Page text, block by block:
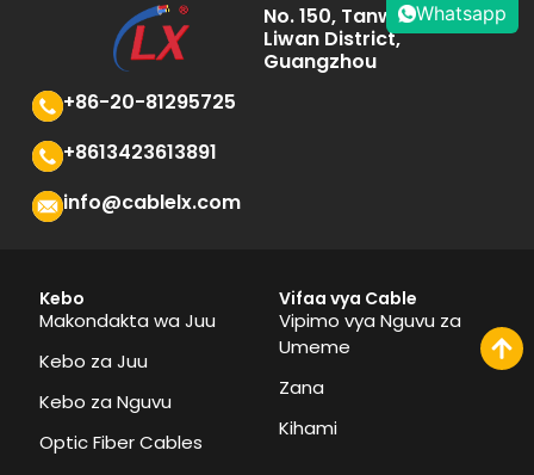
No. 150, Tanwei Road,
Liwan District,
Guangzhou
+86-20-81295725
+8613423613891
info@cablelx.com
Kebo
Makondakta wa Juu
Kebo za Juu
Kebo za Nguvu
Optic Fiber Cables
Vifaa vya Cable
Vipimo vya Nguvu za
Umeme
Zana
Kihami
Whatsapp